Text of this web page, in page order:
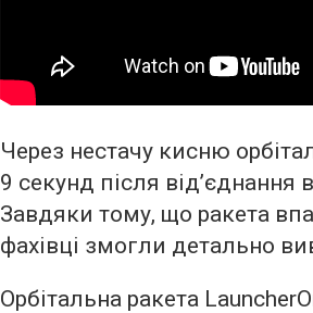
Через нестачу кисню
9 секунд після відʼєднання
Завдяки тому, що ракета
фахівці змогли детально
Орбітальна ракета